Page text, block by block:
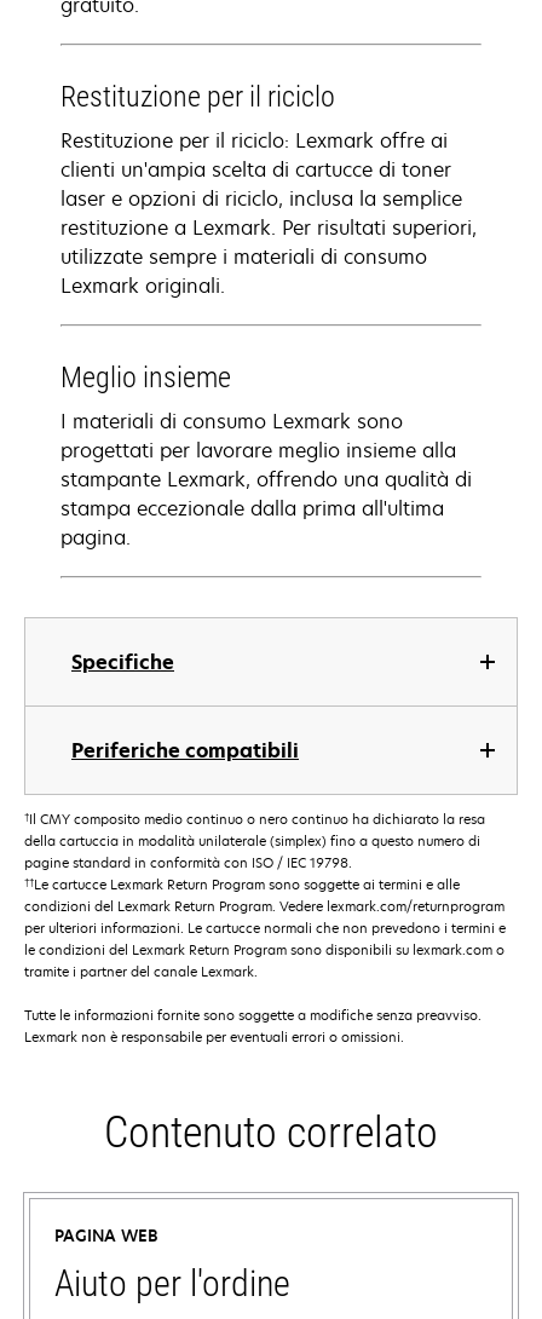
Specifiche
Periferiche compatibili
Restituzione per il riciclo
Restituzione per il riciclo: Lexmark offre ai
clienti un'ampia scelta di cartucce di toner
laser e opzioni di riciclo, inclusa la semplice
restituzione a Lexmark. Per risultati superiori,
utilizzate sempre i materiali di consumo
Lexmark originali.
Meglio insieme
I materiali di consumo Lexmark sono
progettati per lavorare meglio insieme alla
stampante Lexmark, offrendo una qualità di
stampa eccezionale dalla prima all'ultima
pagina.
†Il CMY composito medio continuo o nero continuo ha dichiarato la resa
della cartuccia in modalità unilaterale (simplex) fino a questo numero di
pagine standard in conformità con ISO / IEC 19798.
††Le cartucce Lexmark Return Program sono soggette ai termini e alle
condizioni del Lexmark Return Program. Vedere lexmark.com/returnprogram
per ulteriori informazioni. Le cartucce normali che non prevedono i termini e
le condizioni del Lexmark Return Program sono disponibili su lexmark.com o
tramite i partner del canale Lexmark.
Tutte le informazioni fornite sono soggette a modifiche senza preavviso.
Lexmark non è responsabile per eventuali errori o omissioni.
Contenuto correlato
PAGINA WEB
Aiuto per l'ordine